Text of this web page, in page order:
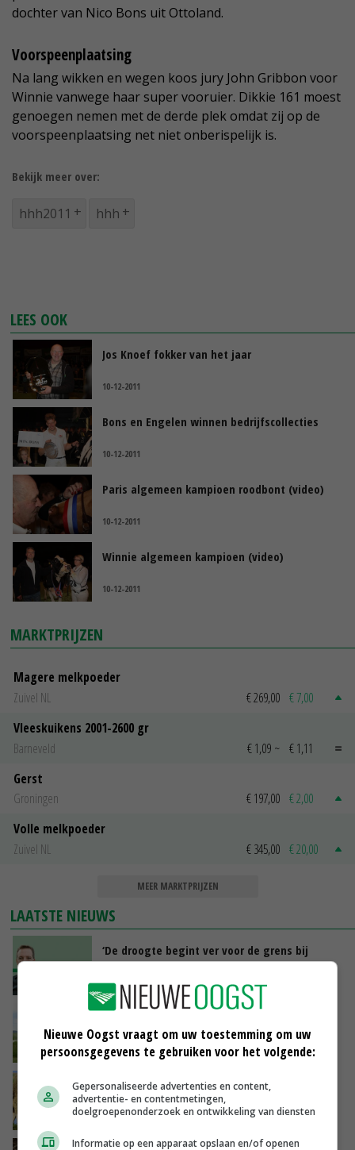
dochter van Nico Bons uit Ottoland.
Voorspeenplaatsing
Na lang wikken en wegen koos jury John Gribbon voor
Winnie vanwege haar super vooruier. Dikkie 161 moest
genoegen nemen met de derde plek omdat zij op de
voorspeenplaatsing net niet onberispelijk is.
Bekijk meer over:
hhh2011 hhh
LEES OOK
Jos Knoef fokker van het jaar
10-12-2011
Bons en Engelen winnen bedrijfscollecties
10-12-2011
Paris algemeen kampioen roodbont (video)
10-12-2011
Winnie algemeen kampioen (video)
10-12-2011
MARKTPRIJZEN
Magere melkpoeder
Zuivel NL
€ 269,00 € 7,00
Vleeskuikens 2001-2600 gr
Barneveld
€ 1,09 ~ € 1,11
Gerst
Groningen
€ 197,00 € 2,00
Volle melkpoeder
Zuivel NL
€ 345,00 € 20,00
MEER MARKTPRIJZEN
LAATSTE NIEUWS
‘De droogte begint ver voor de grens bij
Lobith’
VANDAAG, 11:00
VANDAAG, 10:00
Geen vee meer op Noord-Hollandse zeedijken
door aanhoudende droogte
VANDAAG, 09:48
Nieuwe Oogst vraagt om uw toestemming om uw
persoonsgegevens te gebruiken voor het volgende:
Gepersonaliseerde advertenties en content,
advertentie- en contentmetingen,
doelgroepenonderzoek en ontwikkeling van diensten
Informatie op een apparaat opslaan en/of openen